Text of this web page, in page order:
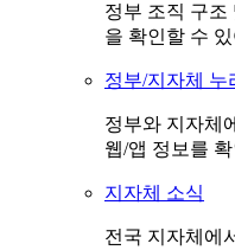
정부 조직 구조
을 확인할 수
정부/지자체 누
정부와 지자체
웹/앱 정보를
지자체 소식
전국 지자체에